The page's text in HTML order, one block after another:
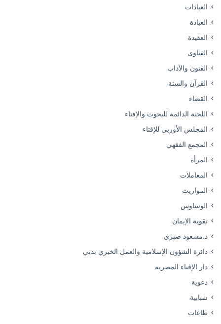
العبادات
العبادة
العقيدة
الفتاوى
الفنون والآداب
القرآن والسنة
القضاء
اللجنة الدائمة للبحوث والإفتاء
المجلس الأوربي للإفتاء
المجمع الفقهي
المرأة
المعاملات
المواريث
الوساوس
تقوية الإيمان
د.مسعود صبري
دائرة الشؤون الإسلامية والعمل الخيري بدبي
دار الإفتاء المصرية
دعوية
شبابية
طاعات